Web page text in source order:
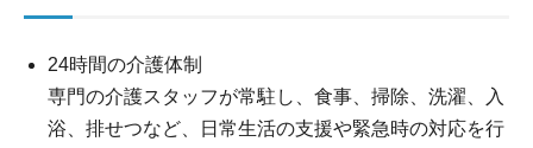
24時間の介護体制
専門の介護スタッフが常駐し、食事、掃除、洗濯、入
浴、排せつなど、日常生活の支援や緊急時の対応を行